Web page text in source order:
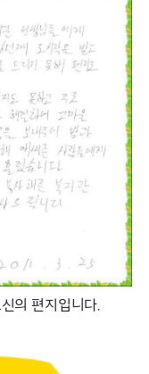
의 편지입니다.